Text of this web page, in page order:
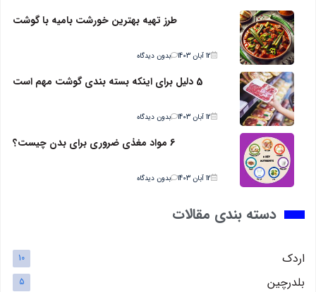
طرز تهیه بهترین خورشت بامیه با گوشت
12 آبان 1403 بدون دیدگاه
5 دلیل برای اینکه بسته بندی گوشت مهم است
12 آبان 1403 بدون دیدگاه
6 مواد مغذی ضروری برای بدن چیست؟
12 آبان 1403 بدون دیدگاه
دسته بندی مقالات
اردک 10
بلدرچین 5